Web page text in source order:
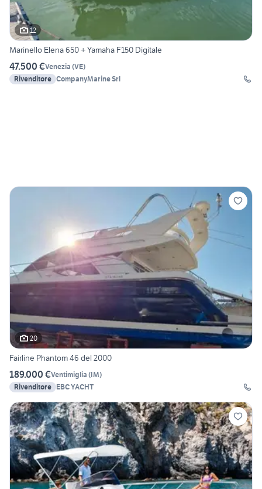
12
Marinello Elena 650 + Yamaha F150 Digitale
47.500 €Venezia (VE)
Rivenditore CompanyMarine Srl
20
Fairline Phantom 46 del 2000
189.000 €Ventimiglia (IM)
Rivenditore EBC YACHT